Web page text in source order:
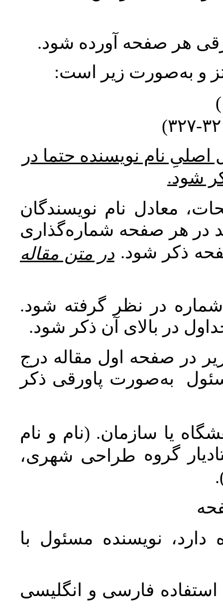
هر صفحه آورده شود.
و به‌صورت زیر است:
نام نویسنده حتما در
شود.
معادل نام نویسندگان
در هر صفحه شماره‌گذاری
ذکر شود. در متن مقاله
در نظر گرفته شود.
در بالای آن ذکر شود.
در صفحه اول مقاله درج
به‌صورت پاورقی ذکر
یا سازمان. (نام و نام
گروه طراحی شهری،
نویسنده مسئول با
استفاده فارسی و انگلیسی